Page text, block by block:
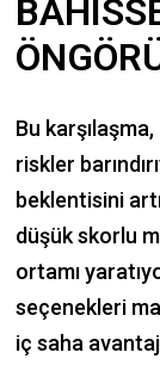
Bu
riskler
beklentisini
düşük skorlu
ortamı
seçenekleri
iç saha